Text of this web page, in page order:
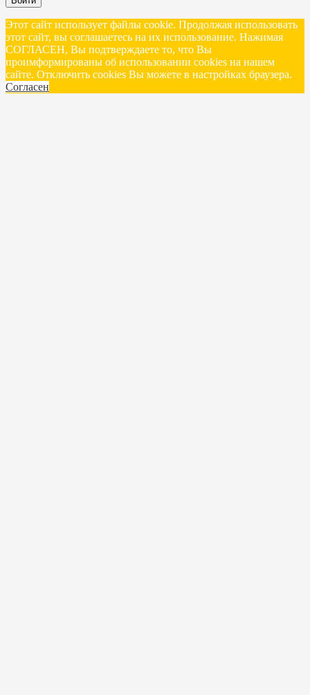
Этот сайт использует файлы cookie. Продолжая использовать
этот сайт, вы соглашаетесь на их использование. Нажимая
СОГЛАСЕН, Вы подтверждаете то, что Вы
проимформированы об использовании cookies на нашем
сайте. Отключить cookies Вы можете в настройках браузера.
Согласен